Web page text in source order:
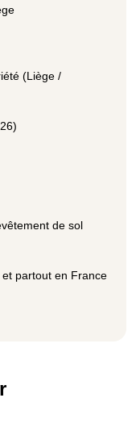
(Liège /
de sol
partout en France